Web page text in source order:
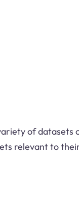
of datasets
relevant to